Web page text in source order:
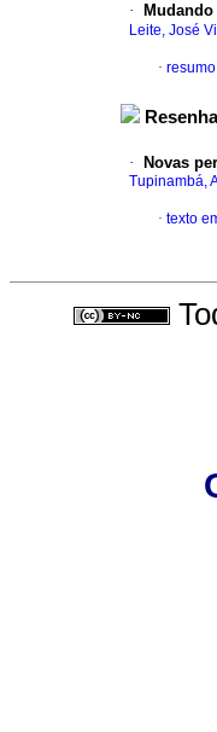
·
Leite, José
·
Resenha
· Novas
Tupinambá,
· texto